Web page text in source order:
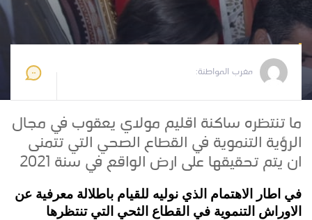
مغرب المواطنة:
ما تنتظره ساكنة اقليم مولاي يعقوب في مجال
الرؤية التنموية في القطاع الصحي التي تتمنى
ان يتم تحقيقها على ارض الواقع في سنة 2021
في اطار الاهتمام الذي نوليه للقيام باطلالة معرفية عن
الاوراش التنموية في القطاع الثحي التي تنتظرها